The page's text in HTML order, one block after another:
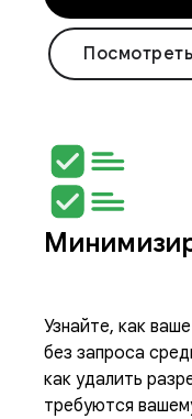
Узнайте, как
без запроса
как удалить
требуются